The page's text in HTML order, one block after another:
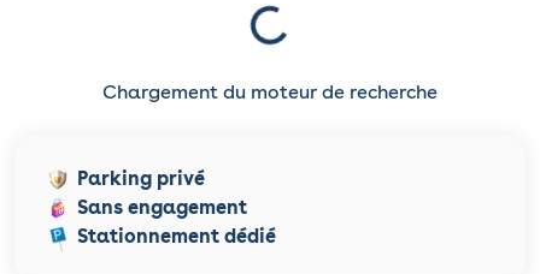
Chargement du moteur de recherche
Parking privé
Sans engagement
Stationnement dédié